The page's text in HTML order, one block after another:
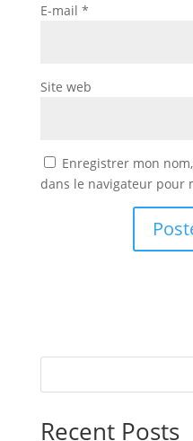
E-mail *
Site web
Enregistrer mon
dans le navigateur pour
Recent Posts